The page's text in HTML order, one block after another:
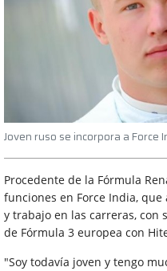
Joven ruso se incorpora a Force
Procedente de la Fórmula
funciones en Force India,
y trabajo en las carreras, con
de Fórmula 3 europea con
"Soy todavía joven y tengo